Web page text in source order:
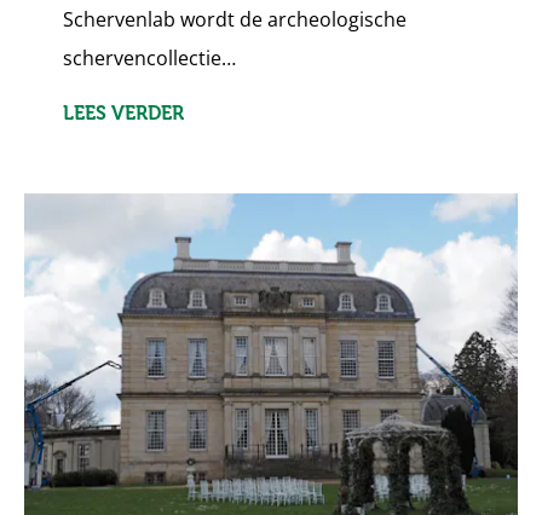
Schervenlab wordt de archeologische
schervencollectie…
LEES VERDER